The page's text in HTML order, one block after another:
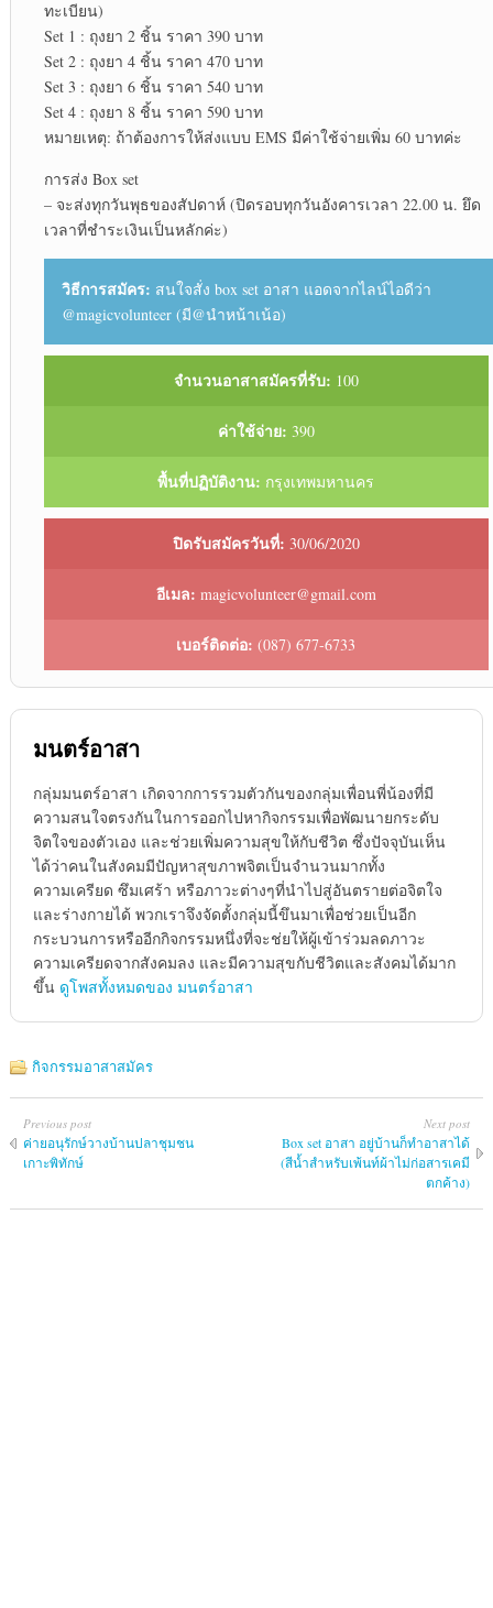
ทะเบียน)
Set 1 : ถุงยา 2 ชิ้น ราคา 390 บาท
Set 2 : ถุงยา 4 ชิ้น ราคา 470 บาท
Set 3 : ถุงยา 6 ชิ้น ราคา 540 บาท
Set 4 : ถุงยา 8 ชิ้น ราคา 590 บาท
หมายเหตุ: ถ้าต้องการให้ส่งแบบ EMS มีค่าใช้จ่ายเพิ่ม 60 บาทค่ะ
การส่ง Box set
– จะส่งทุกวันพุธของสัปดาห์ (ปิดรอบทุกวันอังคารเวลา 22.00 น. ยึด
เวลาที่ชำระเงินเป็นหลักค่ะ)
วิธีการสมัคร: สนใจสั่ง box set อาสา แอดจากไลน์ไอดีว่า
@magicvolunteer (มี@นำหน้าเน้อ)
จำนวนอาสาสมัครที่รับ: 100
ค่าใช้จ่าย: 390
พื้นที่ปฏิบัติงาน: กรุงเทพมหานคร
ปิดรับสมัครวันที่: 30/06/2020
อีเมล: magicvolunteer@gmail.com
เบอร์ติดต่อ: (087) 677-6733
มนตร์อาสา
กลุ่มมนตร์อาสา เกิดจากการรวมตัวกันของกลุ่มเพื่อนพี่น้องที่มี
ความสนใจตรงกันในการออกไปหากิจกรรมเพื่อพัฒนายกระดับ
จิตใจของตัวเอง และช่วยเพิ่มความสุขให้กับชีวิต ซึ่งปัจจุบันเห็น
ได้ว่าคนในสังคมมีปัญหาสุขภาพจิตเป็นจำนวนมากทั้ง
ความเครียด ซึมเศร้า หรือภาวะต่างๆที่นำไปสู่อันตรายต่อจิตใจ
และร่างกายได้ พวกเราจึงจัดตั้งกลุ่มนี้ขึนมาเพื่อช่วยเป็นอีก
กระบวนการหรืออีกกิจกรรมหนึ่งที่จะช่ยให้ผู้เข้าร่วมลดภาวะ
ความเครียดจากสังคมลง และมีความสุขกับชีวิตและสังคมได้มาก
ขึ้น ดูโพสทั้งหมดของ มนตร์อาสา
กิจกรรมอาสาสมัคร
Previous post
ค่ายอนุรักษ์วางบ้านปลาชุมชน
เกาะพิทักษ์
Next post
Box set อาสา อยู่บ้านก็ทำอาสาได้
(สีน้ำสำหรับเพ้นท์ผ้าไม่ก่อสารเคมี
ตกค้าง)